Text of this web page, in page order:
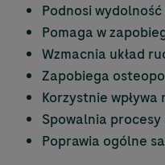
Podnosi
Pomaga w
Wzmacnia układ
Zapobiega
Korzystnie
Spowalnia
Poprawia ogólne